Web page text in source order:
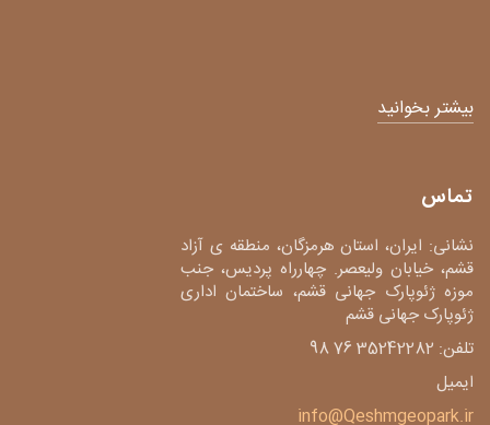
بیشتر بخوانید
تماس
نشانی: ایران، استان هرمزگان، منطقه ی آزاد
قشم، خیابان ولیعصر. چهارراه پردیس، جنب
موزه ژئوپارک جهانی قشم، ساختمان اداری
ژئوپارک جهانی قشم
تلفن: 35242282 76 98
ایمیل
info@Qeshmgeopark.ir